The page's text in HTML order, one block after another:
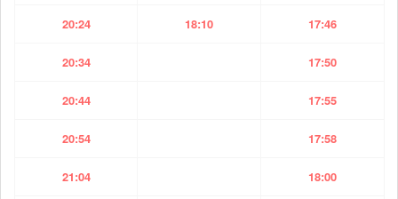
20:24 18:10 17:46
20:34 17:50
20:44 17:55
20:54 17:58
21:04 18:00